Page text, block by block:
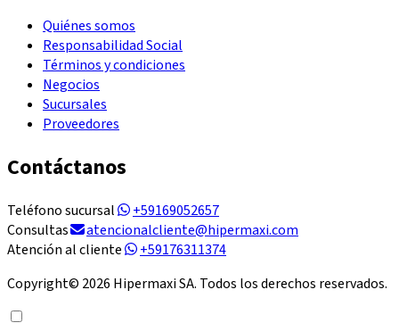
Quiénes somos
Responsabilidad Social
Términos y condiciones
Negocios
Sucursales
Proveedores
Contáctanos
Teléfono sucursal
+59169052657
Consultas
atencionalcliente@hipermaxi.com
Atención al cliente
+59176311374
Copyright© 2026 Hipermaxi SA. Todos los derechos reservados.